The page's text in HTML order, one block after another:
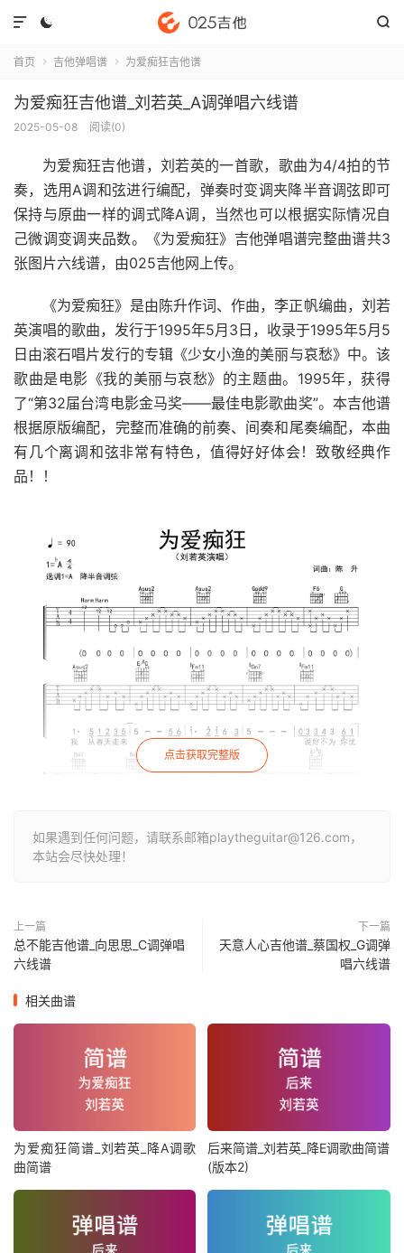
 

首页  吉他弹唱谱  为爱痴狂吉他谱
为爱痴狂吉他谱_刘若英_A调弹唱六线谱
2025-05-08 阅读(0)
为爱痴狂吉他谱，刘若英的一首歌，歌曲为4/4拍的节
奏，选用A调和弦进行编配，弹奏时变调夹降半音调弦即可
保持与原曲一样的调式降A调，当然也可以根据实际情况自
己微调变调夹品数。《为爱痴狂》吉他弹唱谱完整曲谱共3
张图片六线谱，由025吉他网上传。
《为爱痴狂》是由陈升作词、作曲，李正帆编曲，刘若
英演唱的歌曲，发行于1995年5月3日，收录于1995年5月5
日由滚石唱片发行的专辑《少女小渔的美丽与哀愁》中。该
歌曲是电影《我的美丽与哀愁》的主题曲。1995年，获得
了“第32届台湾电影金马奖——最佳电影歌曲奖”。本吉他谱
根据原版编配，完整而准确的前奏、间奏和尾奏编配，本曲
有几个离调和弦非常有特色，值得好好体会！致敬经典作
品！！
点击获取完整版
如果遇到任何问题，请联系邮箱playtheguitar@126.com，
本站会尽快处理！
上一篇
总不能吉他谱_向思思_C调弹唱
六线谱
下一篇
天意人心吉他谱_蔡国权_G调弹
唱六线谱
相关曲谱
为爱痴狂简谱_刘若英_降A调歌
曲简谱
后来简谱_刘若英_降E调歌曲简谱
(版本2)